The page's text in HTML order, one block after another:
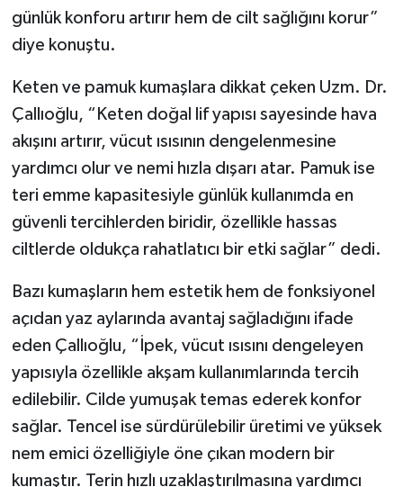
günlük konforu artırır hem de cilt sağlığını korur”
diye konuştu.
Keten ve pamuk kumaşlara dikkat çeken Uzm. Dr.
Çallıoğlu, “Keten doğal lif yapısı sayesinde hava
akışını artırır, vücut ısısının dengelenmesine
yardımcı olur ve nemi hızla dışarı atar. Pamuk ise
teri emme kapasitesiyle günlük kullanımda en
güvenli tercihlerden biridir, özellikle hassas
ciltlerde oldukça rahatlatıcı bir etki sağlar” dedi.
Bazı kumaşların hem estetik hem de fonksiyonel
açıdan yaz aylarında avantaj sağladığını ifade
eden Çallıoğlu, “İpek, vücut ısısını dengeleyen
yapısıyla özellikle akşam kullanımlarında tercih
edilebilir. Cilde yumuşak temas ederek konfor
sağlar. Tencel ise sürdürülebilir üretimi ve yüksek
nem emici özelliğiyle öne çıkan modern bir
kumaştır. Terin hızlı uzaklaştırılmasına yardımcı